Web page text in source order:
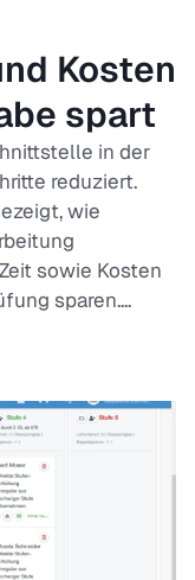
Kosten
spart
in der
reduziert.
wie
sowie Kosten
sparen....